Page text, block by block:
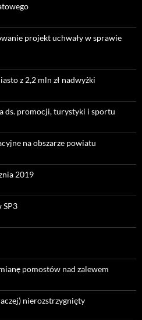
projekt uchwały w sprawie
z 2,2 mln zł nadwyżki
ds. promocji, turystyki i sportu
na obszarze powiatu
2019
SP3
pomostów nad zalewem
nierozstrzygnięty